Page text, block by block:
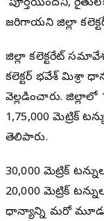
పూర్తయిందని,
జరిగాయని జిల్లా
జిల్లా కలెక్టరేట్
కలెక్టర్ భవేశ్ మిశ్రా
వెల్లడించారు. జిల్లాలో
1,75,000 మెట్రిక్
తెలిపారు.
30,000 మెట్రిక్
20,000 మెట్రిక్
ధాన్యాన్ని మరో మూడు